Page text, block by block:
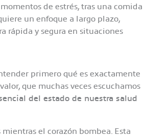
de estrés, tras una comida
un enfoque a largo plazo,
rápida y segura en situaciones
primero qué es exactamente
que muchas veces escuchamos
del estado de nuestra salud
el corazón bombea. Esta